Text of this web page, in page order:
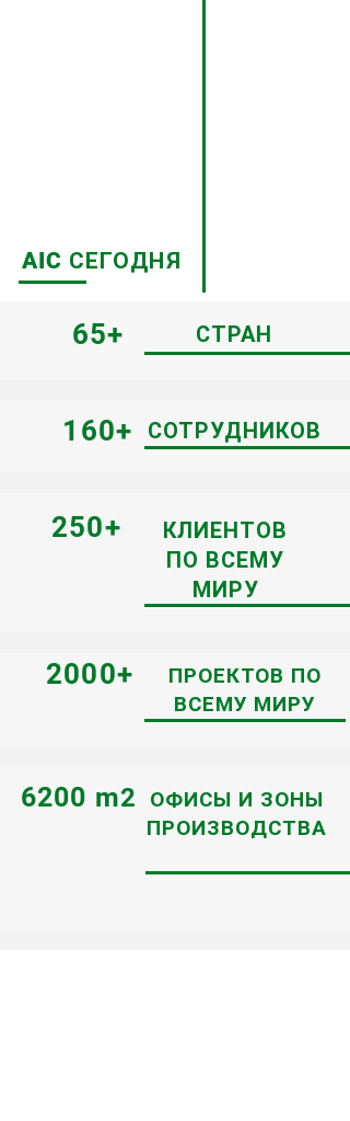
AIC СЕГОДНЯ
65+ СТРАН
160+ СОТРУДНИКОВ
250+
КЛИЕНТОВ
ПО ВСЕМУ
МИРУ
2000+
ПРОЕКТОВ ПО
ВСЕМУ МИРУ
6200 m2
ОФИСЫ И ЗОНЫ
ПРОИЗВОДСТВА